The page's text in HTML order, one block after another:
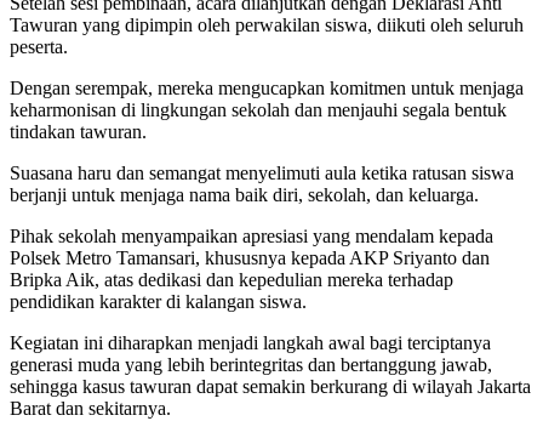
Tawuran yang dipimpin oleh perwakilan siswa, diikuti oleh seluruh
peserta.
Dengan serempak, mereka mengucapkan komitmen untuk menjaga
keharmonisan di lingkungan sekolah dan menjauhi segala bentuk
tindakan tawuran.
Suasana haru dan semangat menyelimuti aula ketika ratusan siswa
berjanji untuk menjaga nama baik diri, sekolah, dan keluarga.
Pihak sekolah menyampaikan apresiasi yang mendalam kepada
Polsek Metro Tamansari, khususnya kepada AKP Sriyanto dan
Bripka Aik, atas dedikasi dan kepedulian mereka terhadap
pendidikan karakter di kalangan siswa.
Kegiatan ini diharapkan menjadi langkah awal bagi terciptanya
generasi muda yang lebih berintegritas dan bertanggung jawab,
sehingga kasus tawuran dapat semakin berkurang di wilayah Jakarta
Barat dan sekitarnya.